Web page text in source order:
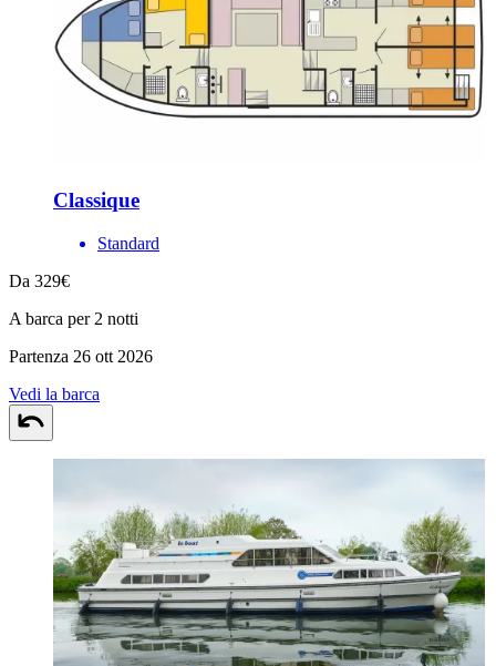
Classique
Standard
Da 329€
A barca per 2 notti
Partenza 26 ott 2026
Vedi la barca